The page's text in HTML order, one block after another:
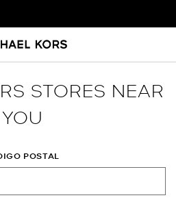
STORES NEAR
YOU
POSTAL